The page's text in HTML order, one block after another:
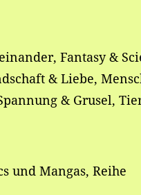
Fantasy &
& Liebe,
& Grusel,
und Mangas, Reihe